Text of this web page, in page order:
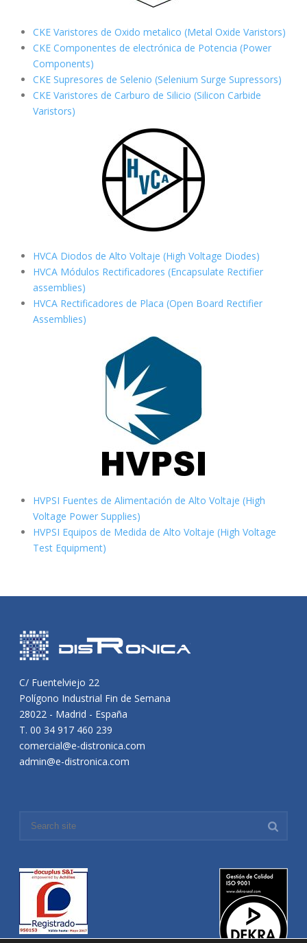
CKE Varistores de Oxido metalico (Metal Oxide Varistors)
CKE Componentes de electrónica de Potencia (Power
Components)
CKE Supresores de Selenio (Selenium Surge Supressors)
CKE Varistores de Carburo de Silicio (Silicon Carbide
Varistors)
HVCA Diodos de Alto Voltaje (High Voltage Diodes)
HVCA Módulos Rectificadores (Encapsulate Rectifier
assemblies)
HVCA Rectificadores de Placa (Open Board Rectifier
Assemblies)
HVPSI Fuentes de Alimentación de Alto Voltaje (High
Voltage Power Supplies)
HVPSI Equipos de Medida de Alto Voltaje (High Voltage
Test Equipment)
C/ Fuentelviejo 22
Polígono Industrial Fin de Semana
28022 - Madrid - España
T. 00 34 917 460 239
comercial@e-distronica.com
admin@e-distronica.com